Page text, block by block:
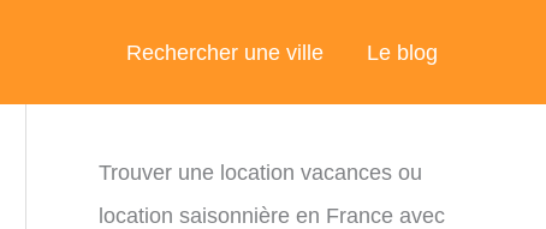
Rechercher une ville Le blog
Trouver une location vacances ou
location saisonnière en France avec